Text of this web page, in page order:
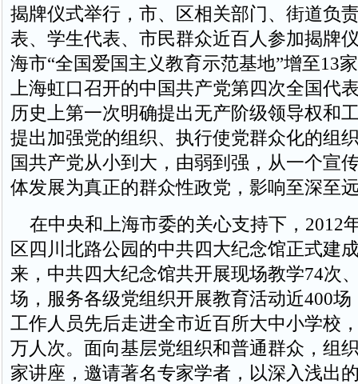
揭牌仪式举行，市、区相关部门、街道负
表、学生代表、市民群众近百人参加揭牌
海市“全国爱国主义教育示范基地”增至13
上海虹口召开的中国共产党第四次全国代
历史上第一次明确提出无产阶级领导权和
提出加强党的组织、执行使党群众化的组
国共产党从小到大，由弱到强，从一个宣
体发展为真正的群众性政党，影响至深至
在中央和上海市委的关心支持下，2012
区四川北路公园的中共四大纪念馆正式建
来，中共四大纪念馆共开展现场教学74次
场，服务各级党组织开展教育活动近400
工作人员先后走进全市近百所大中小学校
万人次。面向基层党组织和普通群众，组
家讲座，邀请著名专家学者，以深入浅出